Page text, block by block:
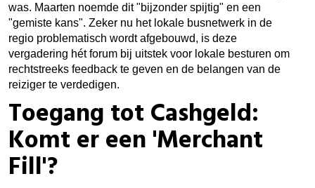
was. Maarten noemde dit "bijzonder spijtig" en een
"gemiste kans". Zeker nu het lokale busnetwerk in de
regio problematisch wordt afgebouwd, is deze
vergadering hét forum bij uitstek voor lokale besturen om
rechtstreeks feedback te geven en de belangen van de
reiziger te verdedigen.
Toegang tot Cashgeld:
Komt er een 'Merchant
Fill'?